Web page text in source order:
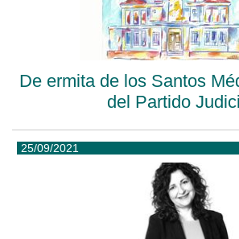
De ermita de los Santos
del Partido
25/09/2021